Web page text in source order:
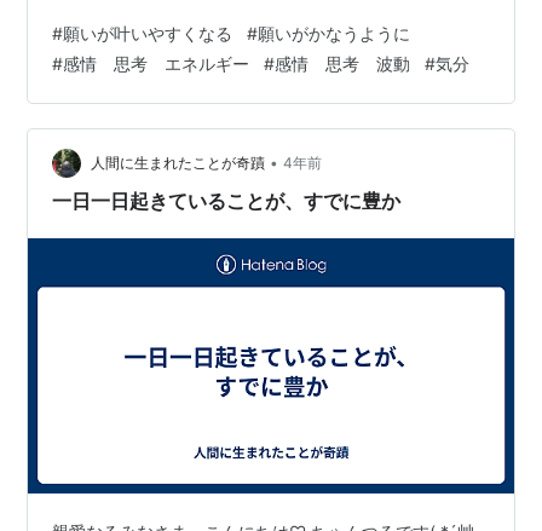
ていただく方がいいなぁと 改めて思いました。 一瞬、こ
のまま、もう白髪のままでもいいかなと思い、 何カ月間
か染めもしない生活もしました。 でも～、今は、まだ染
めていたいな～となり また月１ルーティーンのはじまり
となりました(^^) 今では、白髪が黒髪になるという 頭皮
マ…
#願いが叶いやすくなる #願いがかなうように
#感情 思考 エネルギー #感情 思考 波動 #気分
人間に生まれたことが奇蹟 • 4年前
一日一日起きていることが、すでに豊か